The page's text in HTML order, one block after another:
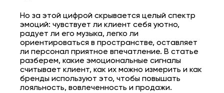
Но за этой цифрой скрывается целый спектр
эмоций: чувствует ли клиент себя уютно,
радует ли его музыка, легко ли
ориентироваться в пространстве, оставляет
ли персонал приятное впечатление. В статье
разберем, какие эмоциональные сигналы
считывает клиент, как их можно измерить и как
бренды используют это, чтобы повышать
лояльность, вовлеченность и продажи.